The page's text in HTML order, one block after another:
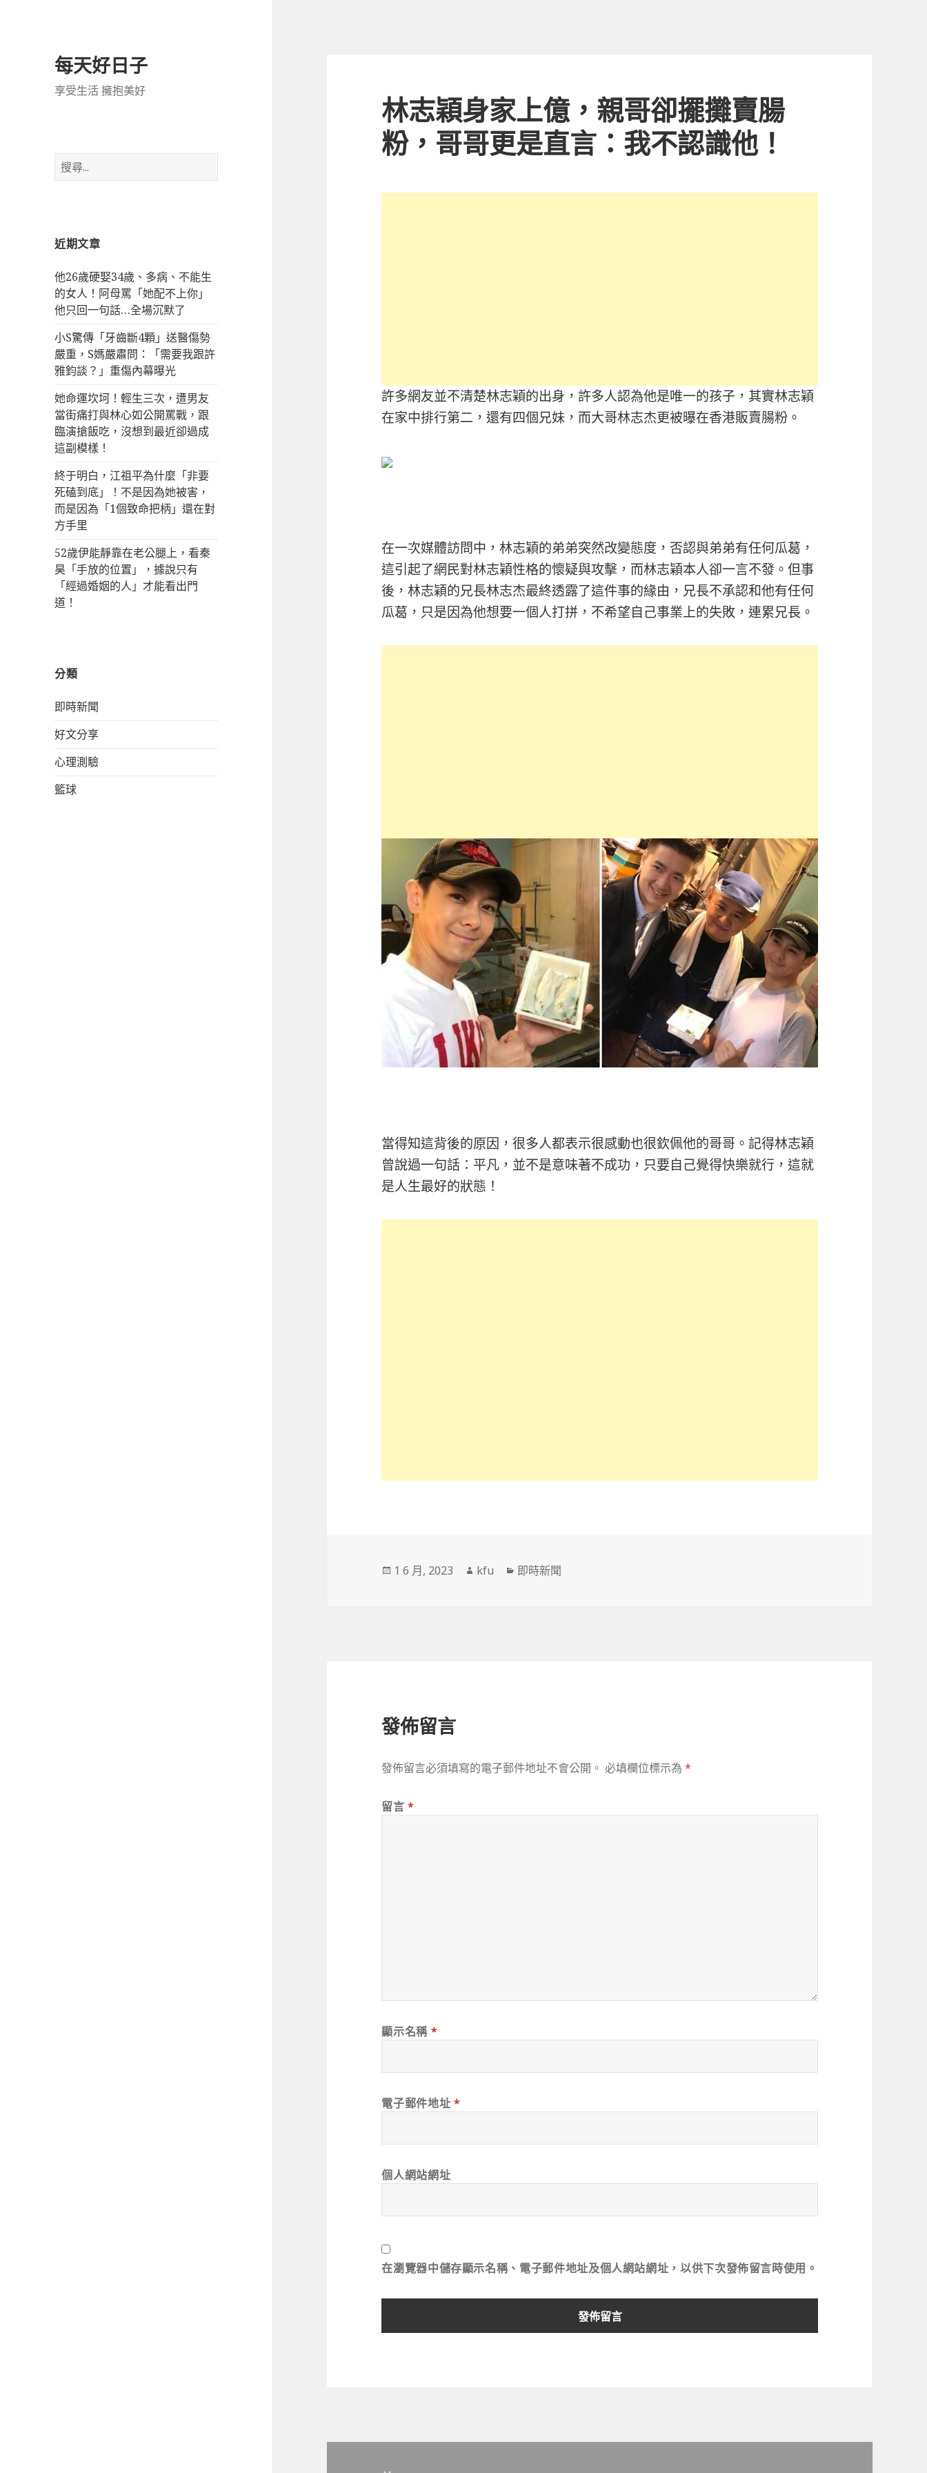
每天好日子
享受生活 擁抱美好
搜
尋
近期文章
他26歲硬娶34歲、多病、不能生
的女人！阿母罵「她配不上你」
他只回一句話…全場沉默了
小S驚傳「牙齒斷4顆」送醫傷勢
嚴重，S媽嚴肅問：「需要我跟許
雅鈞談？」重傷內幕曝光
她命運坎坷！輕生三次，遭男友
當街痛打與林心如公開罵戰，跟
臨演搶飯吃，沒想到最近卻過成
這副模樣！
終于明白，江祖平為什麼「非要
死磕到底」！不是因為她被害，
而是因為「1個致命把柄」還在對
方手里
52歲伊能靜靠在老公腿上，看秦
昊「手放的位置」，據說只有
「經過婚姻的人」才能看出門
道！
分類
即時新聞
好文分享
心理測驗
籃球
林志穎身家上億，親哥卻擺攤賣腸
粉，哥哥更是直言：我不認識他！
許多網友並不清楚林志穎的出身，許多人認為他是唯一的孩子，其實林志穎
在家中排行第二，還有四個兄妹，而大哥林志杰更被曝在香港販賣腸粉。
在一次媒體訪問中，林志穎的弟弟突然改變態度，否認與弟弟有任何瓜葛，
這引起了網民對林志穎性格的懷疑與攻擊，而林志穎本人卻一言不發。但事
後，林志穎的兄長林志杰最終透露了這件事的緣由，兄長不承認和他有任何
瓜葛，只是因為他想要一個人打拼，不希望自己事業上的失敗，連累兄長。
當得知這背後的原因，很多人都表示很感動也很欽佩他的哥哥。記得林志穎
曾說過一句話：平凡，並不是意味著不成功，只要自己覺得快樂就行，這就
是人生最好的狀態！
發
1 6 月, 2023
作
kfu
分
即時新聞
發佈留言
發佈留言必須填寫的電子郵件地址不會公開。 必填欄位標示為*
留言*
顯示名稱 *
電子郵件地址 *
個人網站網址
在瀏覽器中儲存顯示名稱、電子郵件地址及個人網站網址，以供下次發佈留言時使用。